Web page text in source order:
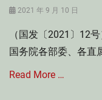
,
门
工
文
规
性
文
国
院
规
性
法
国
务
规
Posted
2021 年 9 月 10 日
（国发〔2021〕12
国务院各部委、各
Read More …